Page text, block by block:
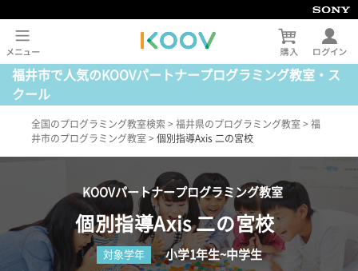
福井市で人気のKOOVパートナープログラミング教室・ス
クール
全国のプログラミング教室検索 > 福井県のプログラミング教室 > 福
井市のプログラミング教室 > 個別指導Axis 二の宮校
KOOVパートナープログラミング教室
個別指導Axis 二の宮校
対象学年 小学1年生~中学生